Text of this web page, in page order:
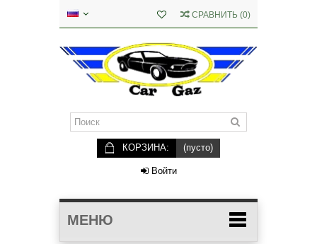
СРАВНИТЬ (0)
КОРЗИНА: (пусто)
Войти
МЕНЮ